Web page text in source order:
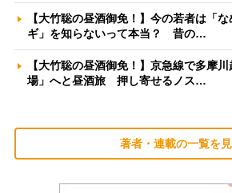
【大竹聡の昼酒御免！】今の若者は「
ギ」を知らないって本当？ 昔の…
【大竹聡の昼酒御免！】京急線で多摩
場」へと昼酒旅 押し寄せるノス…
著者・連載の一覧を